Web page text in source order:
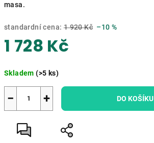
masa.
standardní cena: 1 920 Kč –10 %
1 728 Kč
cena:
Skladem(>5 ks)
+
− DO KOŠÍKU